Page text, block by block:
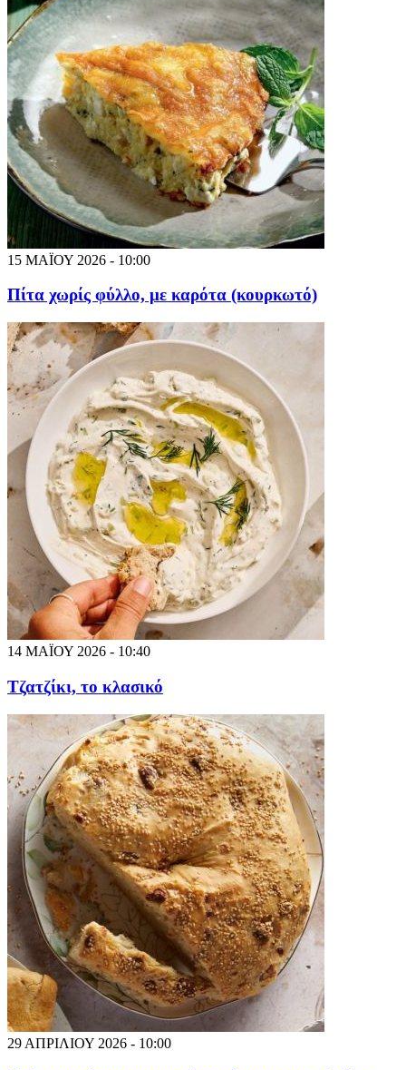
15 ΜΑΪΟΥ 2026 - 10:00
Πίτα χωρίς φύλλο, με καρότα (κουρκωτό)
14 ΜΑΪΟΥ 2026 - 10:40
Τζατζίκι, το κλασικό
29 ΑΠΡΙΛΙΟΥ 2026 - 10:00